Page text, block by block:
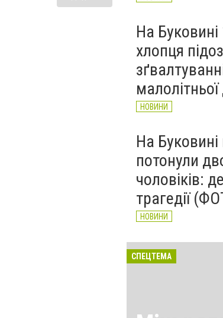
На Буковині
хлопця
НОВИНИ
На Буковині
потонули
чоловіків:
трагедії
НОВИНИ
СПЕЦТЕМА